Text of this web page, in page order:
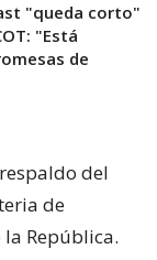
"queda corto"
"Está
de
del
de
República.